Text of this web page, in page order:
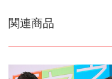
関連商品